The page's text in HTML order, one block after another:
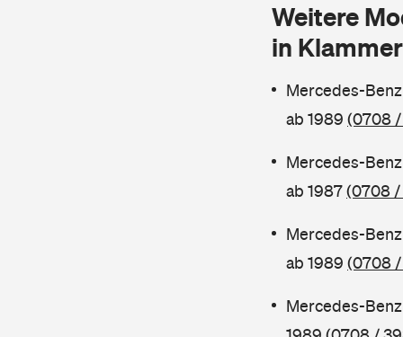
Weitere
in
Mercedes-Benz
ab 1989 (0708
Mercedes-Benz
ab 1987(0708 /
Mercedes-Benz
ab 1989 (0708
Mercedes-Benz